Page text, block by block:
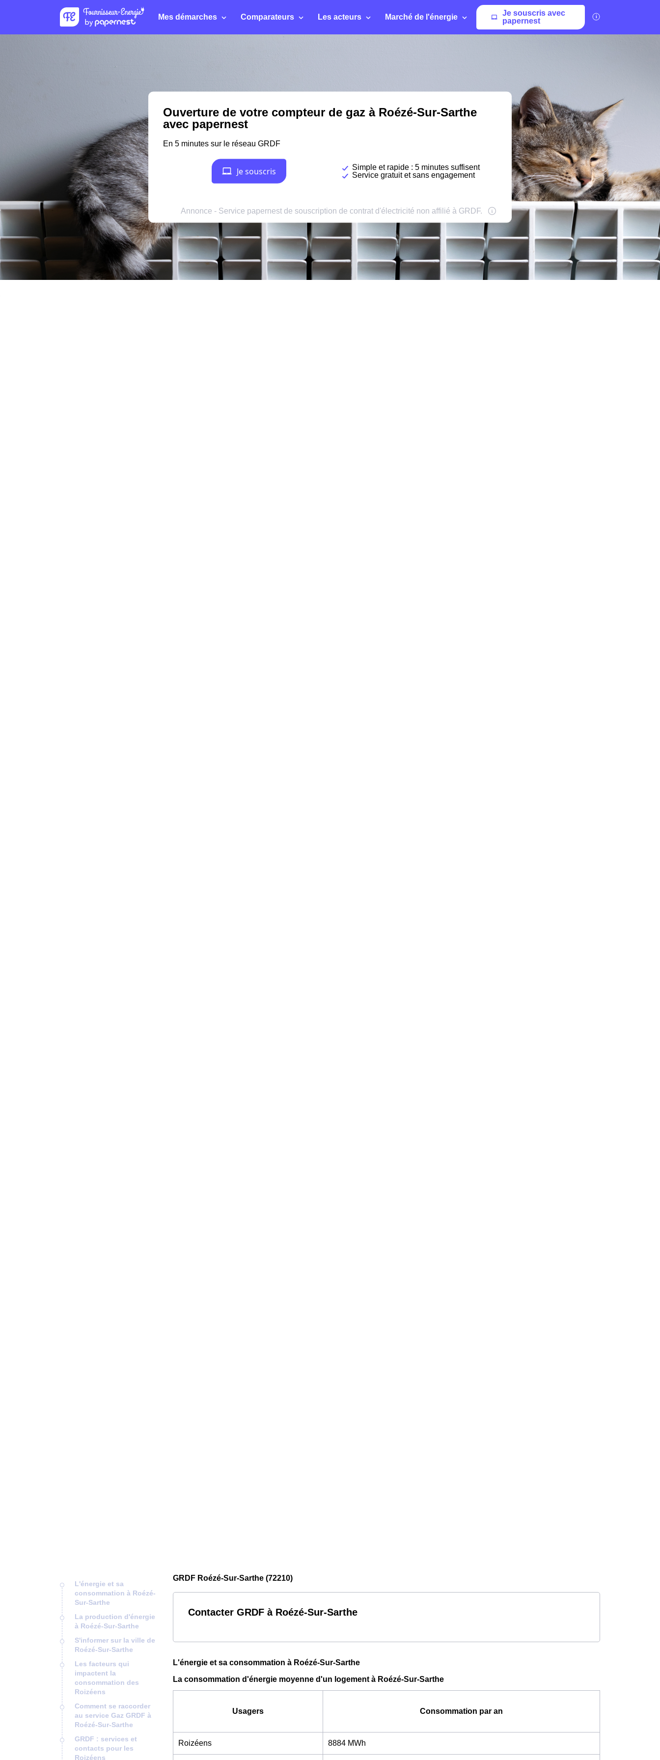
Mes démarches Comparateurs Les acteurs Marché de l'énergie
Je souscris avec
papernest
L'énergie et sa
consommation à Roézé-
Sur-Sarthe
La production d'énergie
à Roézé-Sur-Sarthe
S'informer sur la ville de
Roézé-Sur-Sarthe
Les facteurs qui
impactent la
consommation des
Roizéens
Comment se raccorder
au service Gaz GRDF à
Roézé-Sur-Sarthe
GRDF : services et
contacts pour les
Roizéens
GRDF Roézé-Sur-Sarthe (72210)
Contacter GRDF à Roézé-Sur-Sarthe
L'énergie et sa consommation à Roézé-Sur-Sarthe
La consommation d'énergie moyenne d'un logement à Roézé-Sur-Sarthe
Usagers Consommation par an
Roizéens 8884 MWh